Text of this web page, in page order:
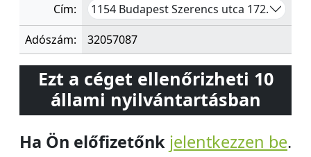
Cím: 1154 Budapest Szerencs utca 172.
Adószám: 32057087
Ezt a céget ellenőrizheti 10
állami nyilvántartásban
Ha Ön előfizetőnk jelentkezzen be.